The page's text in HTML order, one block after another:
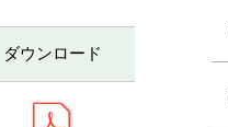
ダウンロード